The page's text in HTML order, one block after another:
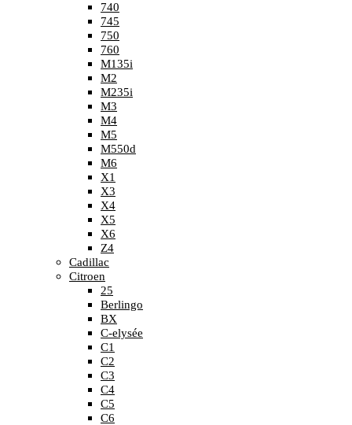
740
745
750
760
M135i
M2
M235i
M3
M4
M5
M550d
M6
X1
X3
X4
X5
X6
Z4
Cadillac
Citroen
25
Berlingo
BX
C-elysée
C1
C2
C3
C4
C5
C6